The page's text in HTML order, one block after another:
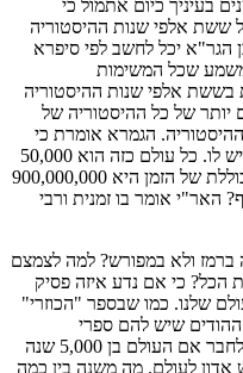
בעיניך כיום אתמול כי
ששת אלפי שנות ההיסטוריה
הגר"א יכל לחשב לפי סיפרא
שכל המשימות
בששת אלפי שנות ההיסטוריה
יותר של כל ההיסטוריה של
ההיסטוריה. הגמרא אומרת כי
הקב"ה בלילה חולף ב-18,000 עולמות שיש לו. כל עולם כזה הוא 50,000
שנה עד שמגיע ליובלו. יוצא שהיחידה הכוללת של הזמן היא 900,000,000
האר"י אומר בו זמנית ורבי
ולא במפורש? למה לצמצם
הכל? כי אם נדע איזה פסיק
שלנו. כמו שבספר "הכוזרי"
שיש להם ספרי
היסטוריה מלפני מיליון שנה. ומה מפריע לחבר אם העולם בן 5,000 שנה
אדון לעולם. מה משנה בין כמה